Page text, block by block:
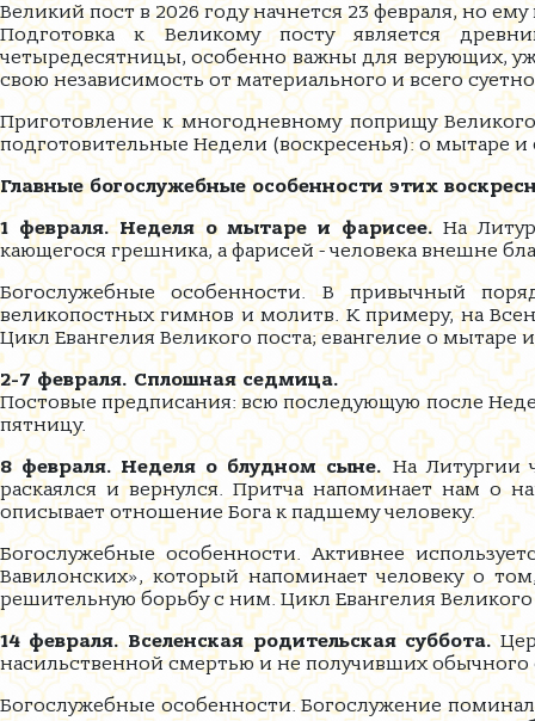
Великий пост в 2026 году начнется 23 февраля, но
Подготовка к Великому посту является
четыредесятницы, особенно важны для верующих,
свою независимость от материального и всего
Приготовление к многодневному поприщу
подготовительные Недели (воскресенья): о мытаре
Главные богослужебные особенности этих
1 февраля. Неделя о мытаре и фарисее.На
кающегося грешника, а фарисей - человека внешне
Богослужебные особенности. В привычный
великопостных гимнов и молитв. К примеру, на
Цикл Евангелия Великого поста; евангелие о мытаре
2-7 февраля. Сплошная седмица.
Постовые предписания: всю последующую после
пятницу.
8 февраля. Неделя о блудном сыне.На Литургии
раскаялся и вернулся. Притча напоминает нам о
описывает отношение Бога к падшему человеку.
Богослужебные особенности. Активнее
Вавилонских», который напоминает человеку о
решительную борьбу с ним. Цикл Евангелия
14 февраля. Вселенская родительская суббота.
насильственной смертью и не получивших обычного
Богослужебные особенности. Богослужение